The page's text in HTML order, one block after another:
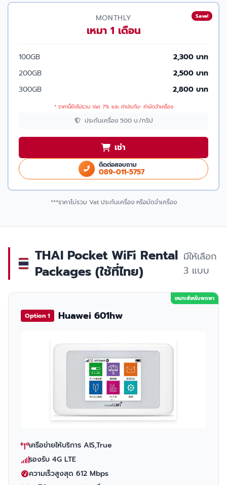
Save!
MONTHLY
เหมา 1 เดือน
100GB
2,300 บาท
200GB
2,500 บาท
300GB
2,800 บาท
* ราคานี้ยังไม่รวม Vat 7% และ ค่าประกัน- ค่ามัดจำเครื่อง
ประกันเครื่อง 500 บ./ทริป
เช่า
ติดต่อสอบถาม
089-011-5757
***ราคาไม่รวม Vat ประกันเครื่อง หรือมัดจำเครื่อง
THAI Pocket WiFi Rental
Packages (ใช้ที่ไทย)
มีให้เลือก
3 แบบ
เหมาะสำหรับพกพา
Option 1 Huawei 601hw
เครือข่ายให้บริการ AIS,True
รองรับ 4G LTE
ความเร็วสูงสุด 612 Mbps